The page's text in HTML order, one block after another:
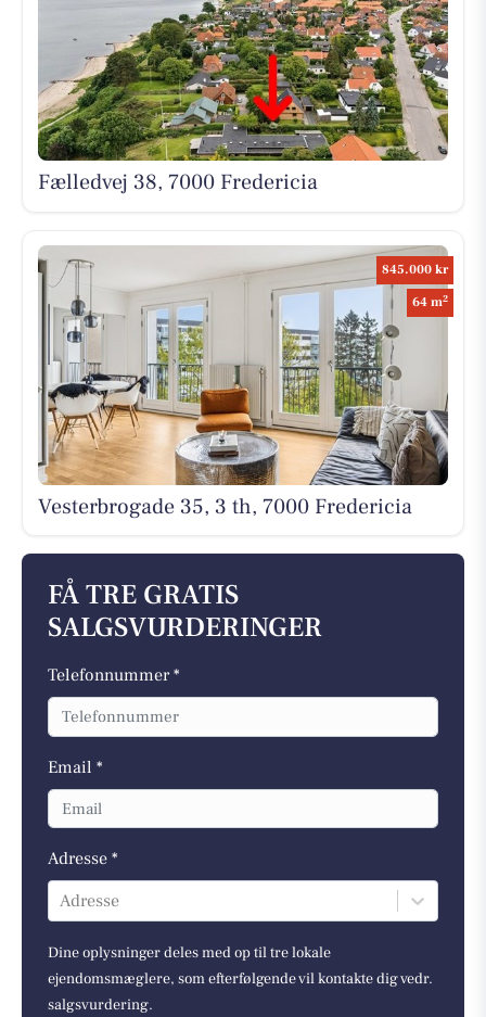
Fælledvej 38, 7000 Fredericia
845.000 kr
64 m2
Vesterbrogade 35, 3 th, 7000 Fredericia
FÅ TRE GRATIS
SALGSVURDERINGER
Telefonnummer *
Email *
Adresse *
Adresse
Dine oplysninger deles med op til tre lokale
ejendomsmæglere, som efterfølgende vil kontakte dig vedr.
salgsvurdering.